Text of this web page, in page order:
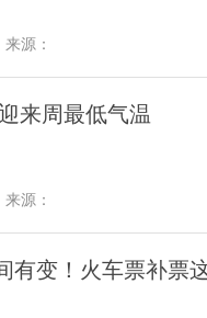
来源：
来周最低气温
来源：
有变！火车票补票